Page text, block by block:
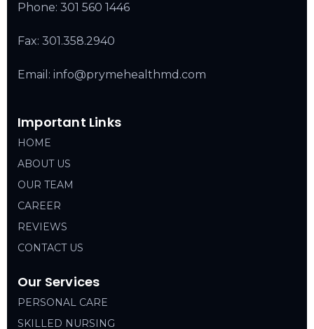
Phone: 301 560 1446
Fax: 301.358.2940
Email: info@prymehealthmd.com
Important Links
HOME
ABOUT US
OUR TEAM
CAREER
REVIEWS
CONTACT US
Our Services
PERSONAL CARE
SKILLED NURSING